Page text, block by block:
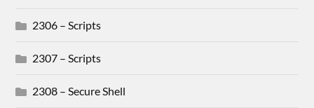
2306 – Scripts
2307 – Scripts
2308 – Secure Shell